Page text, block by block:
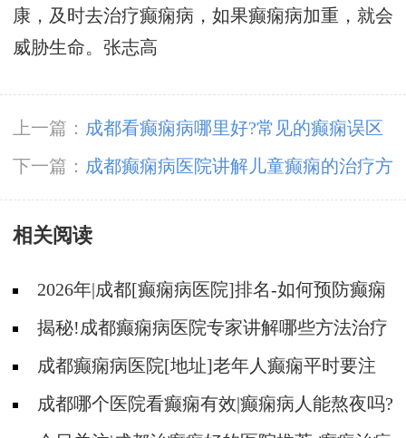
康，及时去治疗癫痫病，如果癫痫病加重，就会
威胁生命。 张志高
上一篇： 成都看癫痫病哪里好?常见的癫痫误区
有哪些?
下一篇： 成都癫痫病医院讲解儿童癫痫的治疗方
法一般是哪些?
相关阅读
2026年|成都[癫痫病医院]排名-如何预防癫痫
治疗走入误区?
揭秘!成都癫痫病医院专家讲解哪些方法治疗
癫痫好?
成都癫痫病医院[地址]老年人癫痫平时要注
意什么?
成都哪个医院看癫痫有效|癫痫病人能熬夜吗?